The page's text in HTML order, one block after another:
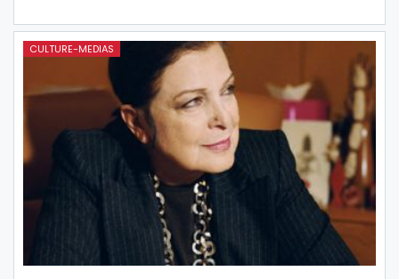
CULTURE-MEDIAS